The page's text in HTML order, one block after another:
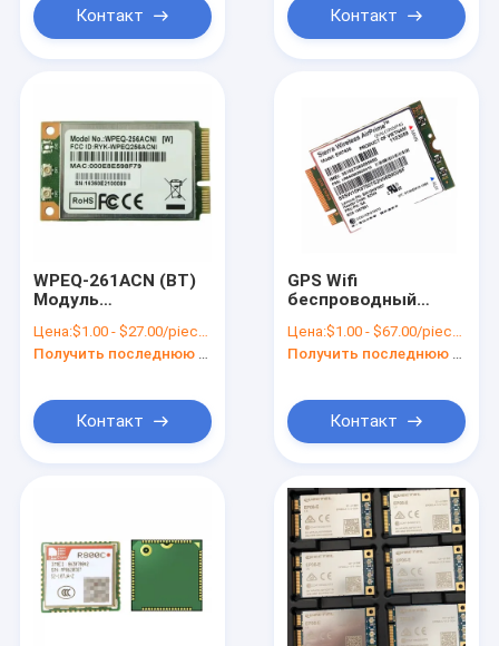
Видеозаписи
систем и
встроенной
Контакт Контакт
WPEQ-261ACN (BT)
Модуль
связи Wi-Fi DC 3.3V
Mini PCIE Type
Цена:$1.00 - $27.00/pieces
Контакт
GPS Wifi
беспроводный
EM7430 Sierra
Wireless AirPrime
Цена:$1.00 - $67.00/pieces
Контакт